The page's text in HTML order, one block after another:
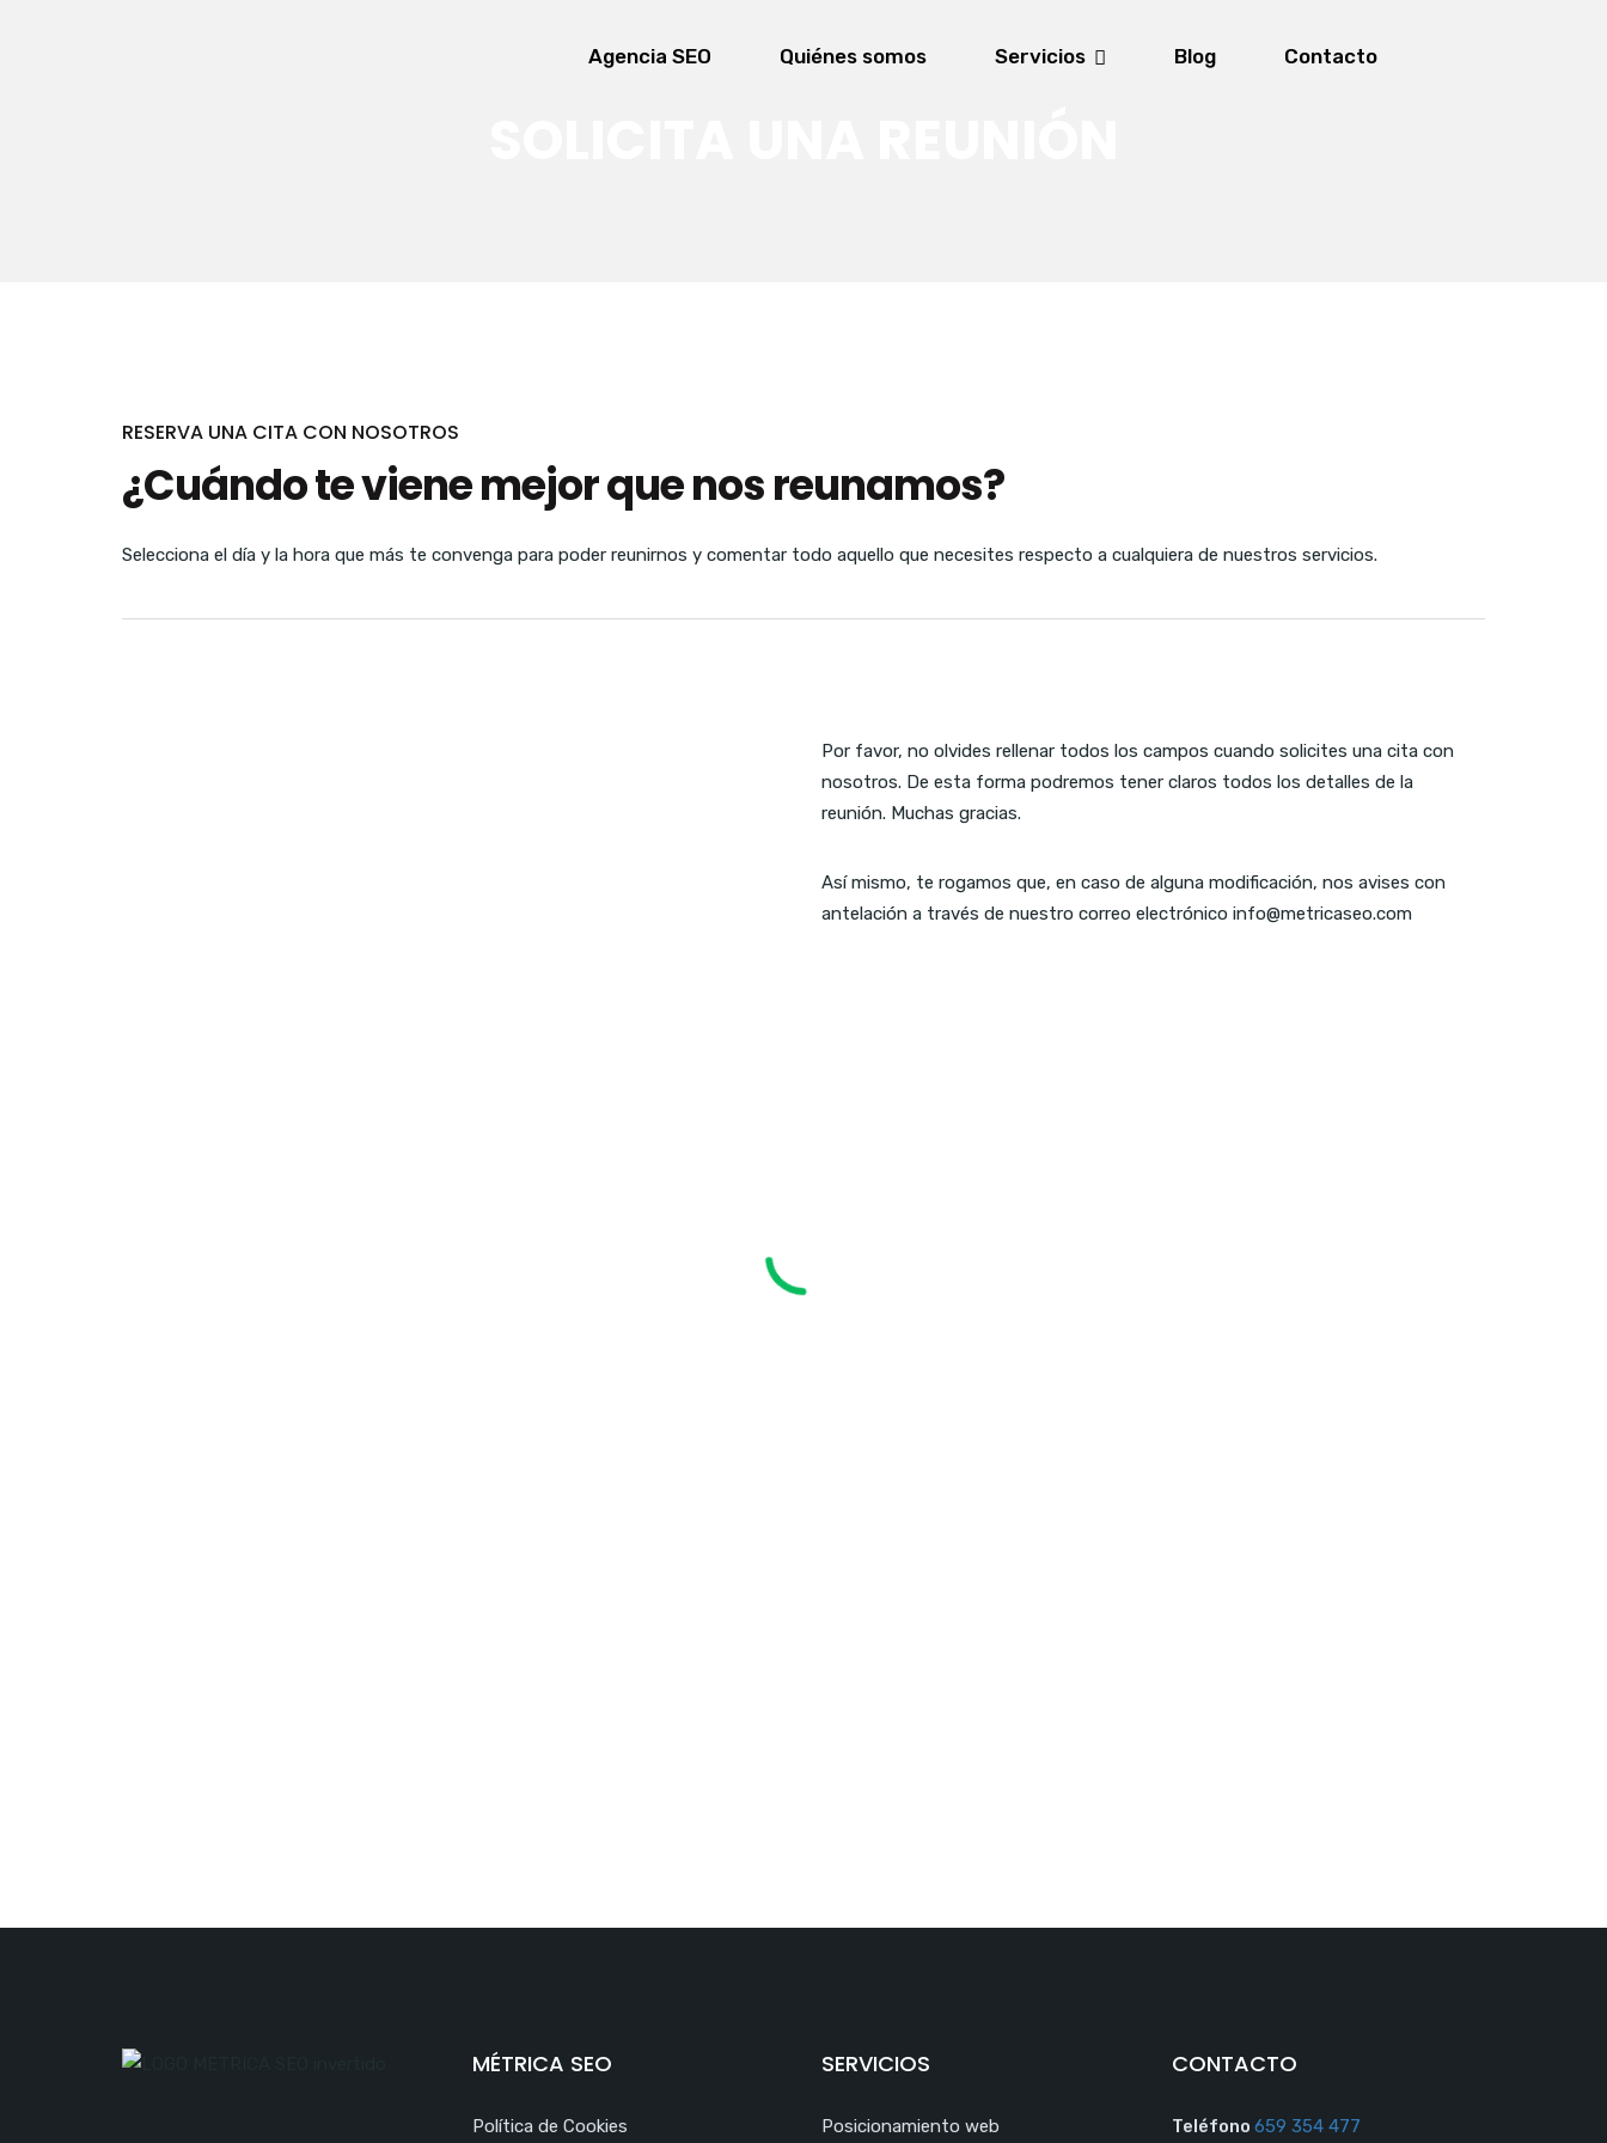
Agencia SEO Quiénes somos Servicios Blog Contacto
RESERVA UNA CITA CON NOSOTROS
¿Cuándo te viene mejor que nos reunamos?
Selecciona el día y la hora que más te convenga para poder reunirnos y comentar todo aquello que necesites respecto a cualquiera de nuestros servicios.
Por favor, no olvides rellenar todos los campos cuando solicites una cita con
nosotros. De esta forma podremos tener claros todos los detalles de la
reunión. Muchas gracias.
Así mismo, te rogamos que, en caso de alguna modificación, nos avises con
antelación a través de nuestro correo electrónico info@metricaseo.com
MÉTRICA SEO
Política de Cookies
SERVICIOS
Posicionamiento web
CONTACTO
Teléfono 659 354 477